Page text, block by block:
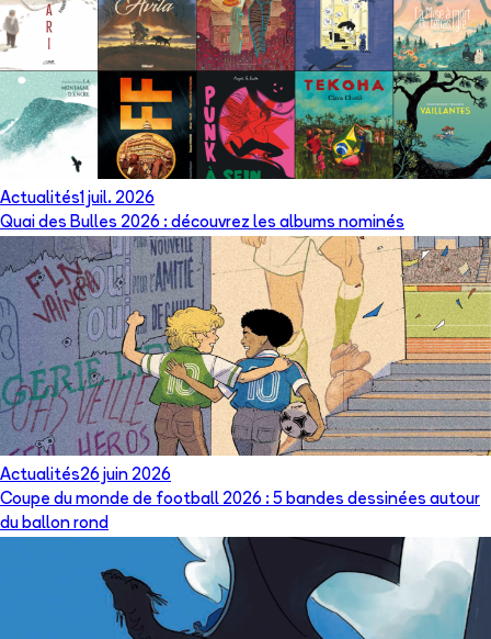
Actualités1 juil. 2026
Quai des Bulles 2026 : découvrez les albums nominés
Actualités26 juin 2026
Coupe du monde de football 2026 : 5 bandes dessinées autour
du ballon rond